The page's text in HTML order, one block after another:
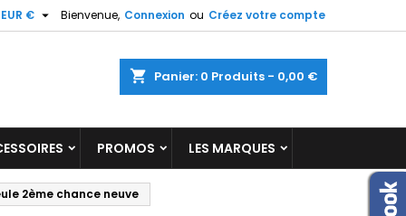
Bienvenue, Connexion ou Créez votre compte
EUR € 
shopping_cart Panier: 0 Produits - 0,00 €
PROMOS LES MARQUES
2ème chance neuve